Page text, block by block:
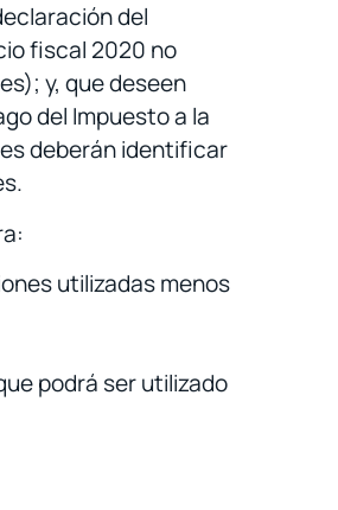
del
fiscal 2020 no
y, que deseen
del Impuesto a la
deberán identificar
utilizadas menos
podrá ser utilizado